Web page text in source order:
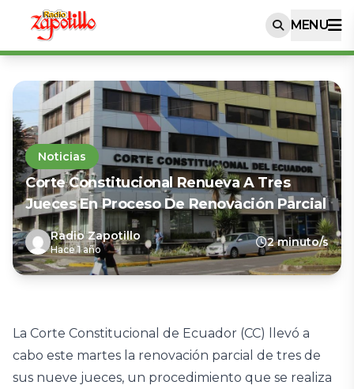
MENU
Noticias
Corte Constitucional Renueva A Tres
Jueces En Proceso De Renovación Parcial
Radio Zapotillo
Hace 1 año
2 minuto/s
La Corte Constitucional de Ecuador (CC) llevó a
cabo este martes la renovación parcial de tres de
sus nueve jueces, un procedimiento que se realiza